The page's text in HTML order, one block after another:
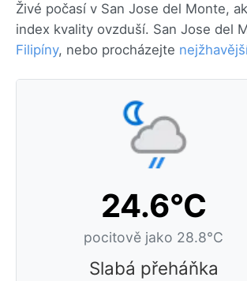
Živé počasí v San Jose del Monte,
index kvality ovzduší. San Jose del
Filipíny, nebo procházejte
24.6°C
pocitově jako 28.8°C
Slabá přeháňka